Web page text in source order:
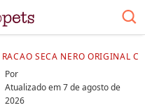
RACAO SECA NERO ORIGINAL
Por
Atualizado em7 de agosto de
2026